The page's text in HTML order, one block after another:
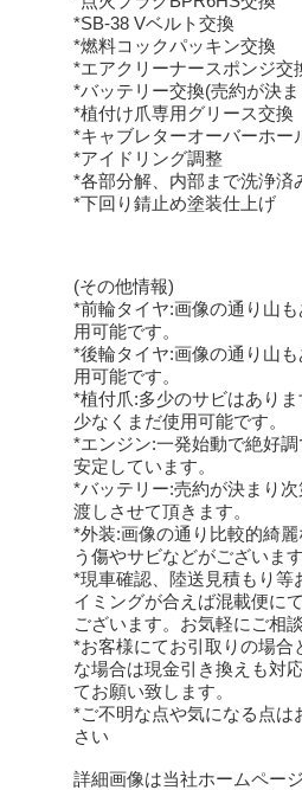
*SB-38 Vベルト交換
*燃料コックパッキン交換
*エアクリーナースポンジ交
*バッテリー交換(売約が決
*植付け爪専用グリース交換
*キャブレターオーバーホー
*アイドリング調整
*各部分解、内部まで洗浄済
*下回り錆止め塗装仕上げ
(その他情報)
*前輪タイヤ:画像の通り山
用可能です。
*後輪タイヤ:画像の通り山
用可能です。
*植付爪:多少のサビはあり
少なくまだ使用可能です。
*エンジン:一発始動で絶好
安定しています。
*バッテリー:売約が決まり
渡しさせて頂きます。
*外装:画像の通り比較的綺
う傷やサビなどがございま
*現車確認、陸送見積もり等
イミングが合えば混載便に
ございます。お気軽にご相談
*お客様にてお引取りの場合
な場合は現金引き換えも対
てお願い致します。
*ご不明な点や気になる点
さい
詳細画像は当社ホームペー